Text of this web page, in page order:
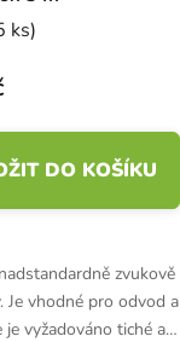
ks)
DO KOŠÍKU
zvukově
Je vhodné pro odvod a
vyžadováno tiché a